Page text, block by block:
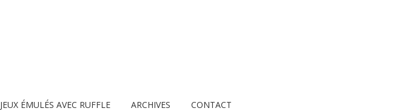
JEUX ÉMULÉS AVEC RUFFLE ARCHIVES CONTACT